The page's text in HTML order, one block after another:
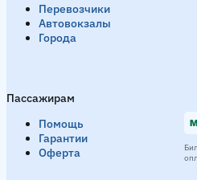
Перевозчики
Автовокзалы
Города
Пассажирам
Помощь
Гарантии
Оферта